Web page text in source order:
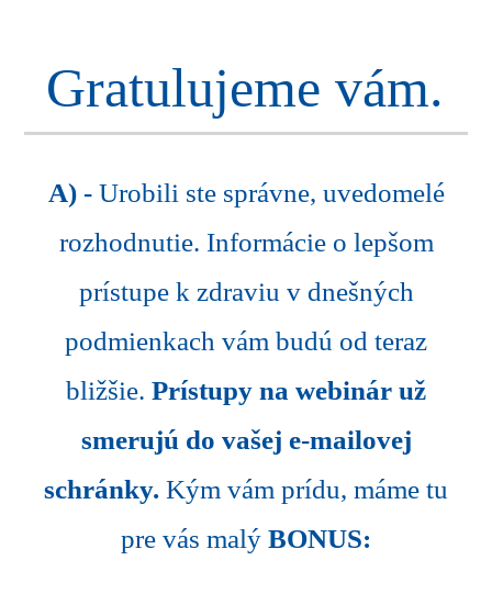
Gratulujeme vám.
A) -Urobili ste správne, uvedomelé
rozhodnutie. Informácie o lepšom
prístupe k zdraviu v dnešných
podmienkach vám budú od teraz
bližšie. Prístupy na webinár už
smerujú do vašej e-mailovej
schránky. Kým vám prídu, máme tu
pre vás malý BONUS: